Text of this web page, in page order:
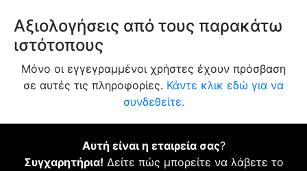
Αξιολογήσεις από τους παρακάτω
ιστότοπους
Μόνο οι εγγεγραμμένοι χρήστες έχουν πρόσβαση
σε αυτές τις πληροφορίες. Κάντε κλικ εδώ για να
συνδεθείτε.
Αυτή είναι η εταιρεία σας?
Συγχαρητήρια! Δείτε πώς μπορείτε να λάβετε το